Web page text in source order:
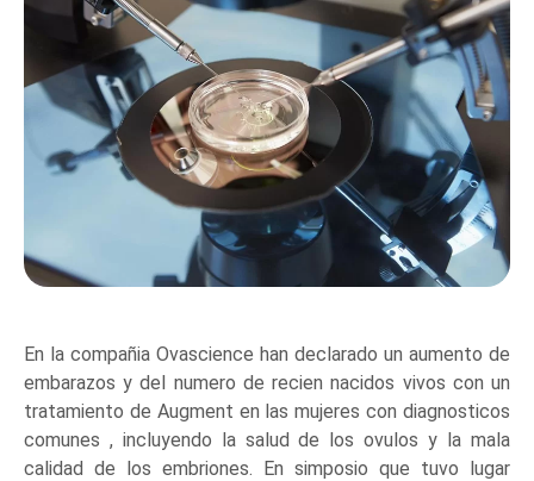
En la compañia Ovascience han declarado un aumento de
embarazos y del numero de recien nacidos vivos con un
tratamiento de Augment en las mujeres con diagnosticos
comunes , incluyendo la salud de los ovulos y la mala
calidad de los embriones. En simposio que tuvo lugar